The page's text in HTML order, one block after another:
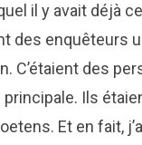
il y avait déjà
des enquêteurs
C’étaient des
Ils
Et en fait,